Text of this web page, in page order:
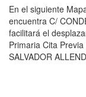
En el siguiente
encuentra C/
facilitará el
Primaria Cita
SALVADOR